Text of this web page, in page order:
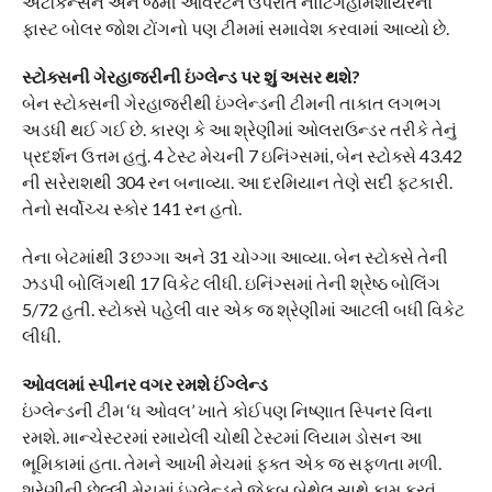
ફાસ્ટ બોલર જોશ ટોંગનો પણ ટીમમાં સમાવેશ કરવામાં આવ્યો છે.
સ્ટોક્સની ગેરહાજરીની ઇંગ્લેન્ડ પર શું અસર થશે?
બેન સ્ટોક્સની ગેરહાજરીથી ઇંગ્લેન્ડની ટીમની તાકાત લગભગ
અડધી થઈ ગઈ છે. કારણ કે આ શ્રેણીમાં ઓલરાઉન્ડર તરીકે તેનું
પ્રદર્શન ઉત્તમ હતું. 4 ટેસ્ટ મેચની 7 ઇનિંગ્સમાં, બેન સ્ટોક્સે 43.42
ની સરેરાશથી 304 રન બનાવ્યા. આ દરમિયાન તેણે સદી ફટકારી.
તેનો સર્વોચ્ચ સ્કોર 141 રન હતો.
તેના બેટમાંથી 3 છગ્ગા અને 31 ચોગ્ગા આવ્યા. બેન સ્ટોક્સે તેની
ઝડપી બોલિંગથી 17 વિકેટ લીધી. ઇનિંગ્સમાં તેની શ્રેષ્ઠ બોલિંગ
5/72 હતી. સ્ટોક્સે પહેલી વાર એક જ શ્રેણીમાં આટલી બધી વિકેટ
લીધી.
ઓવલમાં સ્પીનર વગર રમશે ઈંગ્લેન્ડ
ઇંગ્લેન્ડની ટીમ ‘ધ ઓવલ’ ખાતે કોઈપણ નિષ્ણાત સ્પિનર વિના
રમશે. માન્ચેસ્ટરમાં રમાયેલી ચોથી ટેસ્ટમાં લિયામ ડોસન આ
ભૂમિકામાં હતા. તેમને આખી મેચમાં ફક્ત એક જ સફળતા મળી.